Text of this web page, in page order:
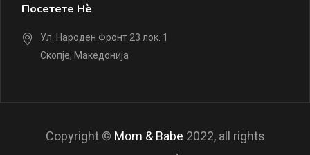
Посетете Нè
Ул. Народен Фронт 23 лок. 1
Скопје, Македонија
Copyright © Mom & Babe 2022, all rights